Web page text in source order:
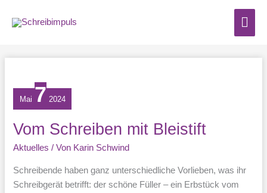
Inhalt
Mai 7 2024
Vom Schreiben mit Bleistift
Aktuelles / Von Karin Schwind
Schreibende haben ganz unterschiedliche Vorlieben, was ihr
Schreibgerät betrifft: der schöne Füller – ein Erbstück vom